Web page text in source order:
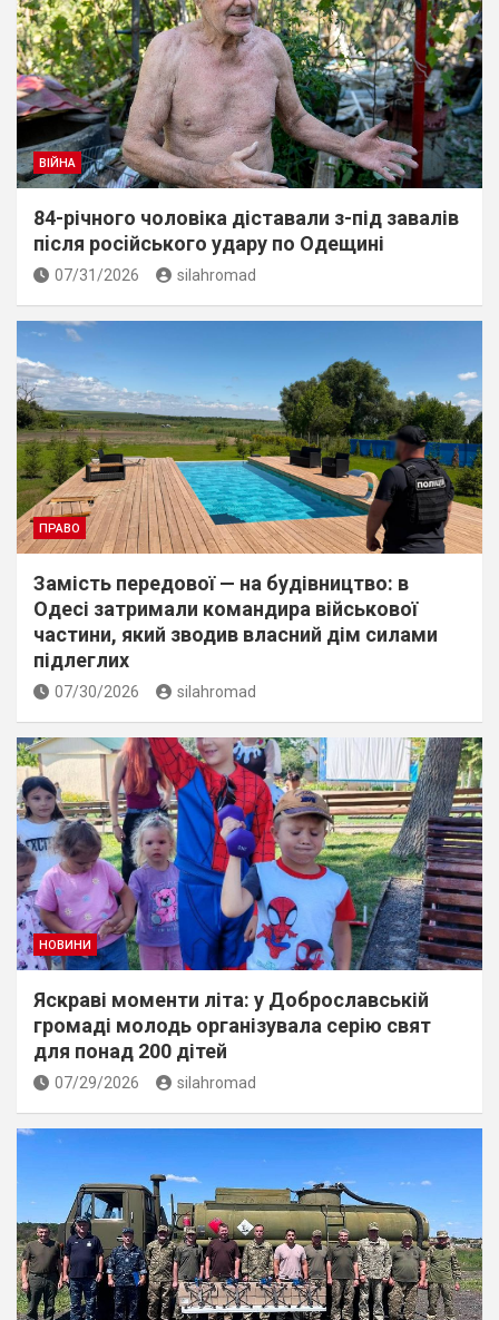
ВІЙНА
84-річного чоловіка діставали з-під завалів
пiсля росiйського удару по Одещині
07/31/2026 silahromad
ПРАВО
Замість передової — на будівництво: в
Одесі затримали командира військової
частини, який зводив власний дім силами
підлеглих
07/30/2026 silahromad
НОВИНИ
Яскраві моменти літа: у Доброславській
громаді молодь організувала серію свят
для понад 200 дітей
07/29/2026 silahromad